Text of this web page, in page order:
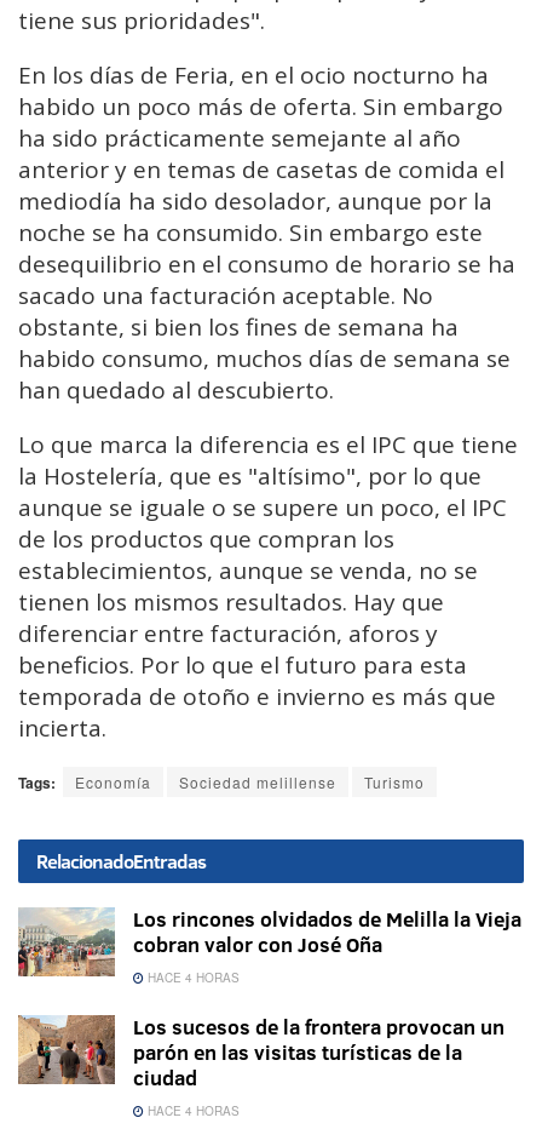
tiene sus prioridades".
En los días de Feria, en el ocio nocturno ha
habido un poco más de oferta. Sin embargo
ha sido prácticamente semejante al año
anterior y en temas de casetas de comida el
mediodía ha sido desolador, aunque por la
noche se ha consumido. Sin embargo este
desequilibrio en el consumo de horario se ha
sacado una facturación aceptable. No
obstante, si bien los fines de semana ha
habido consumo, muchos días de semana se
han quedado al descubierto.
Lo que marca la diferencia es el IPC que tiene
la Hostelería, que es "altísimo", por lo que
aunque se iguale o se supere un poco, el IPC
de los productos que compran los
establecimientos, aunque se venda, no se
tienen los mismos resultados. Hay que
diferenciar entre facturación, aforos y
beneficios. Por lo que el futuro para esta
temporada de otoño e invierno es más que
incierta.
Tags: Economía Sociedad melillense Turismo
RelacionadoEntradas
Los rincones olvidados de Melilla la Vieja
cobran valor con José Oña
HACE 4 HORAS
Los sucesos de la frontera provocan un
parón en las visitas turísticas de la
ciudad
HACE 4 HORAS